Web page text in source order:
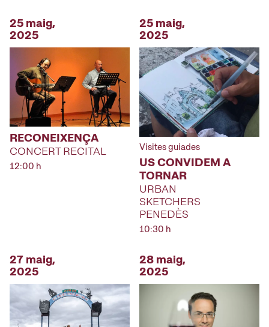
25 maig,
2025
RECONEIXENÇA
CONCERT RECITAL
12:00 h
25 maig,
2025
Visites guiades
US CONVIDEM A
TORNAR
URBAN
SKETCHERS
PENEDÈS
10:30 h
27 maig,
2025
28 maig,
2025